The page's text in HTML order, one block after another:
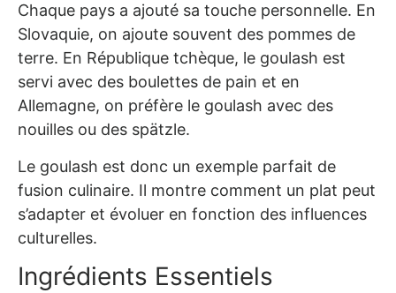
Chaque pays a ajouté sa touche personnelle. En
Slovaquie, on ajoute souvent des pommes de
terre. En République tchèque, le goulash est
servi avec des boulettes de pain et en
Allemagne, on préfère le goulash avec des
nouilles ou des spätzle.
Le goulash est donc un exemple parfait de
fusion culinaire. Il montre comment un plat peut
s’adapter et évoluer en fonction des influences
culturelles.
Ingrédients Essentiels